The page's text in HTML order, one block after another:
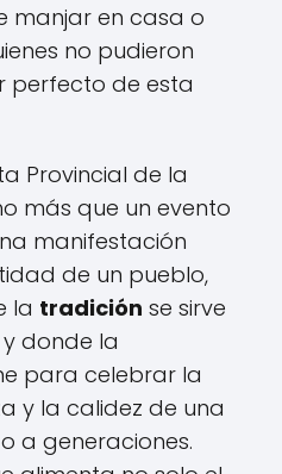
manjar en casa o
no pudieron
perfecto de esta
Provincial de la
más que un evento
manifestación
de un pueblo,
la tradición se sirve
donde la
para celebrar la
y la calidez de una
a generaciones.